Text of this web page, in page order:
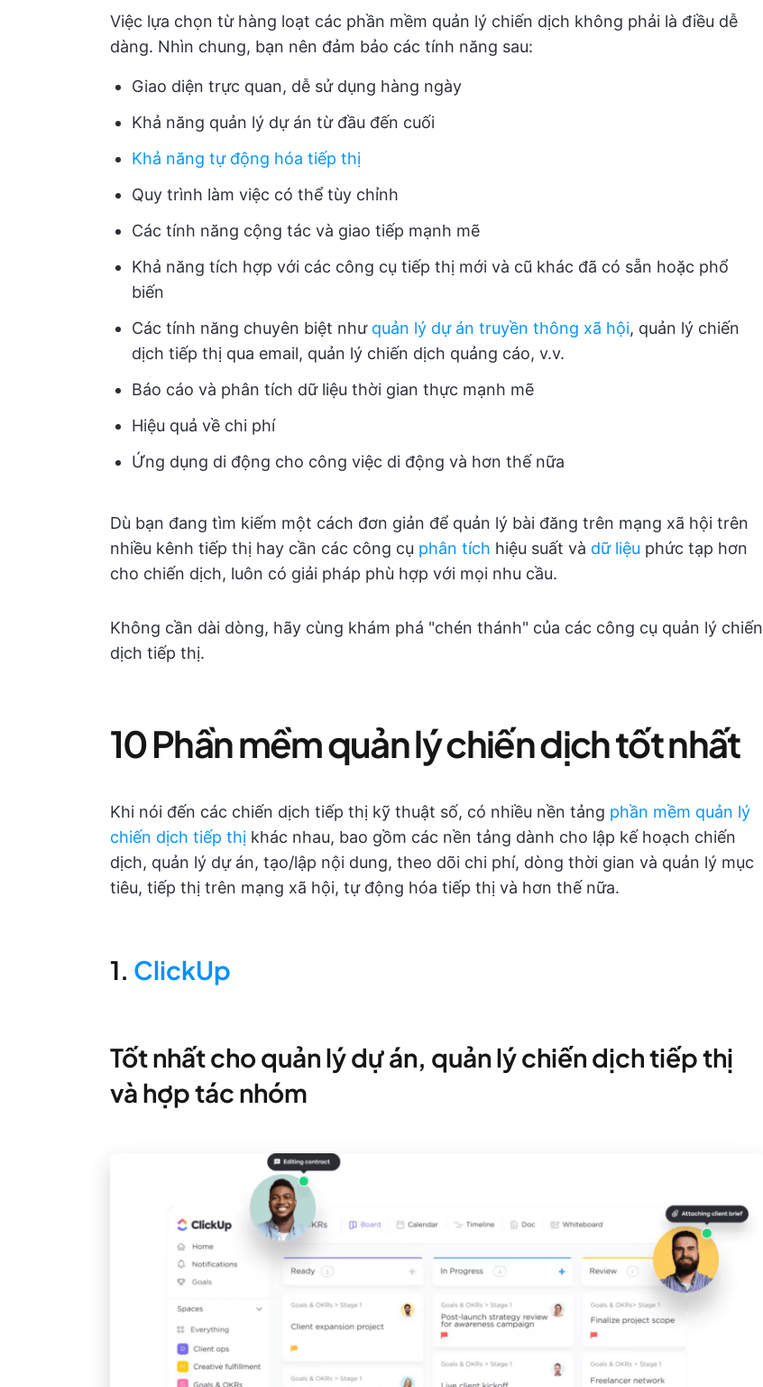
Việc lựa chọn từ hàng loạt các phần mềm quản lý chiến dịch không phải là điều dễ
dàng. Nhìn chung, bạn nên đảm bảo các tính năng sau:
Giao diện trực quan, dễ sử dụng hàng ngày
Khả năng quản lý dự án từ đầu đến cuối
Khả năng tự động hóa tiếp thị
Quy trình làm việc có thể tùy chỉnh
Các tính năng cộng tác và giao tiếp mạnh mẽ
Khả năng tích hợp với các công cụ tiếp thị mới và cũ khác đã có sẵn hoặc phổ
biến
Các tính năng chuyên biệt như quản lý dự án truyền thông xã hội, quản lý chiến
dịch tiếp thị qua email, quản lý chiến dịch quảng cáo, v.v.
Báo cáo và phân tích dữ liệu thời gian thực mạnh mẽ
Hiệu quả về chi phí
Ứng dụng di động cho công việc di động và hơn thế nữa
Dù bạn đang tìm kiếm một cách đơn giản để quản lý bài đăng trên mạng xã hội trên
nhiều kênh tiếp thị hay cần các công cụ phân tích hiệu suất và dữ liệu phức tạp hơn
cho chiến dịch, luôn có giải pháp phù hợp với mọi nhu cầu.
Không cần dài dòng, hãy cùng khám phá "chén thánh" của các công cụ quản lý chiến
dịch tiếp thị.
10 Phần mềm quản lý chiến dịch tốt nhất
Khi nói đến các chiến dịch tiếp thị kỹ thuật số, có nhiều nền tảng phần mềm quản lý
chiến dịch tiếp thị khác nhau, bao gồm các nền tảng dành cho lập kế hoạch chiến
dịch, quản lý dự án, tạo/lập nội dung, theo dõi chi phí, dòng thời gian và quản lý mục
tiêu, tiếp thị trên mạng xã hội, tự động hóa tiếp thị và hơn thế nữa.
1. ClickUp
Tốt nhất cho quản lý dự án, quản lý chiến dịch tiếp thị
và hợp tác nhóm